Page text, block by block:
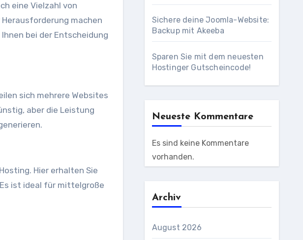
eine Vielzahl von
machen
bei der Entscheidung
sich mehrere Websites
aber die Leistung
Hier erhalten Sie
ist ideal für mittelgroße
Sichere deine Joomla-Website:
Backup mit Akeeba
Sparen Sie mit dem neuesten
Hostinger Gutscheincode!
Neueste Kommentare
Es sind keine Kommentare
vorhanden.
Archiv
August 2026